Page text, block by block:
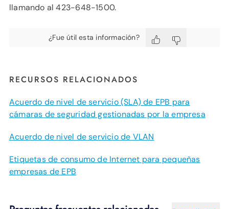
llamando al 423-648-1500.
¿Fue útil esta información?
RECURSOS RELACIONADOS
Acuerdo de nivel de servicio (SLA) de EPB para
cámaras de seguridad gestionadas por la empresa
Acuerdo de nivel de servicio de VLAN
Etiquetas de consumo de Internet para pequeñas
empresas de EPB